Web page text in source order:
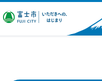
富士市 いただ